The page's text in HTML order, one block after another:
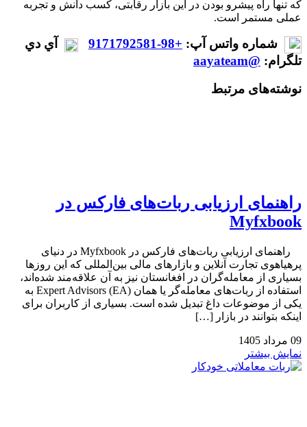
که تنها راه پیشرو بودن در این بازار رقابتی، کسب دانش و تجربه
عملی مستمر است.
شماره واتس آپ: +98-9171792581
آي دي
تلگرام: @aayateam
نوشته‌های مرتبط
راهنمای ارزیابی ربات‌های فارکس در
Myfxbook
راهنمای ارزیابی ربات‌های فارکس در Myfxbook در دنیای
پرهیاهوی تجارت آنلاین و بازارهای مالی بین‌المللی که این روزها
بسیاری از معامله‌گران در افغانستان نیز به آن علاقه‌مند شده‌اند،
استفاده از ربات‌های معامله‌گر یا همان Expert Advisors (EA) به
یکی از موضوعات داغ تبدیل شده است. بسیاری از کاربران برای
اینکه بتوانند در بازار […]
09 مرداد 1405
نمایش بیشتر